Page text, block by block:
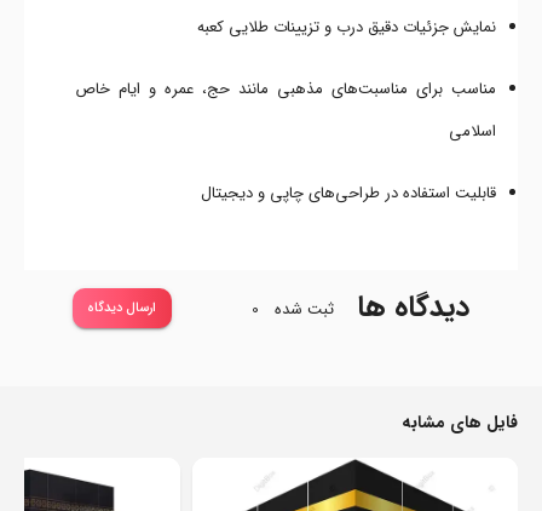
نمایش جزئیات دقیق درب و تزیینات طلایی کعبه
مناسب برای مناسبت‌های مذهبی مانند حج، عمره و ایام خاص
اسلامی
قابلیت استفاده در طراحی‌های چاپی و دیجیتال
دیدگاه ها ثبت شده 0 ارسال دیدگاه
فایل های مشابه